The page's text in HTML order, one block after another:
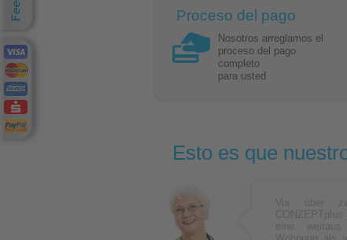
Proceso del pago
Nosotros arreglamos el
proceso del pago
completo
para usted
Esto es que